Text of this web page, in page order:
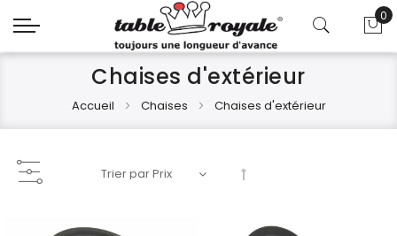
0
Chaises d'extérieur
Accueil Chaises Chaises d'extérieur
ordre